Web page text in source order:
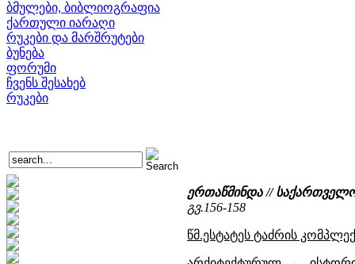
ბმულები, ბიბლიოგრაფია
ქართული იარაღი
რუკები და მარშრუტები
ბუნება
ფორუმი
ჩვენს შესახებ
რუკები
ერთაწმინდა //
გვ.156-158
წმ.ესტატეს ტაძრის